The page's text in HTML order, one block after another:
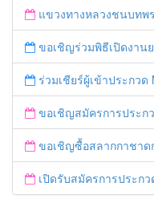
แขวงทางหลวงชนบทพระนครศรีอยุธยา "ร่วมรณรงค์
ขอเชิญร่วมพิธีเปิดงานย
ร่วมเชียร์ผู้เข้าประกวด Miss
ขอเชิญสมัครการประกวดแข่งขันวง
ขอเชิญซื้อสลากกาชาดการกุศลพิ
เปิดรับสมัครการประกวดร้